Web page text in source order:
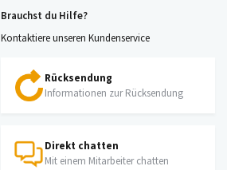
Brauchst du Hilfe?
Kontaktiere unseren Kundenservice
Rücksendung
Informationen zur Rücksendung
Direkt chatten
Mit einem Mitarbeiter chatten